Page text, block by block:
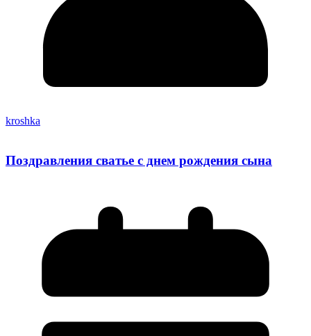
kroshka
Поздравления сватье с днем рождения сына